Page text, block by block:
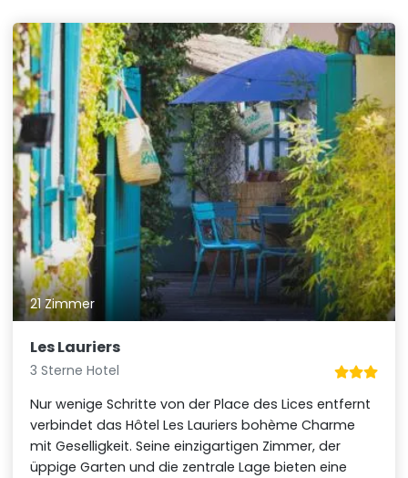
21 Zimmer
Les Lauriers
3 Sterne Hotel
Nur wenige Schritte von der Place des Lices entfernt
verbindet das Hôtel Les Lauriers bohème Charme
mit Geselligkeit. Seine einzigartigen Zimmer, der
üppige Garten und die zentrale Lage bieten eine